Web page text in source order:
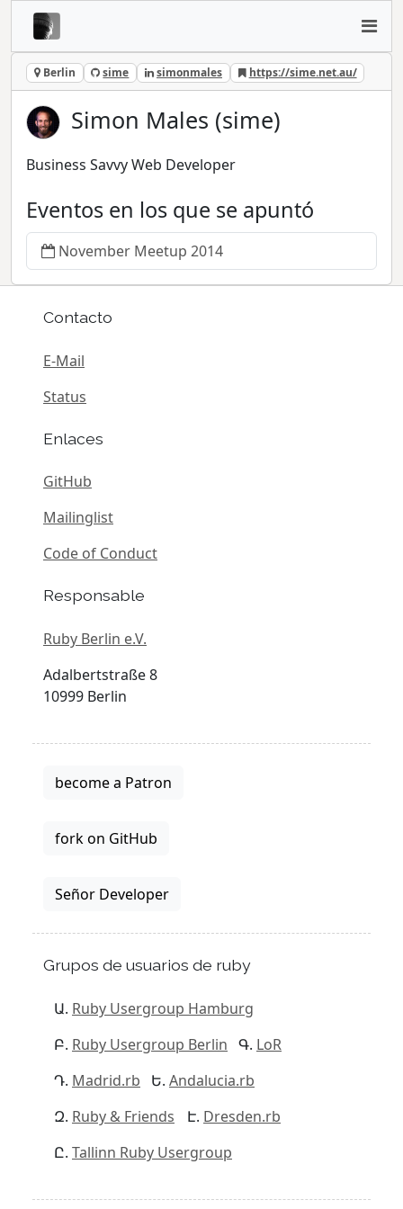
Berlin sime simonmales https://sime.net.au/
Simon Males (sime)
Business Savvy Web Developer
Eventos en los que se apuntó
November Meetup 2014
Contacto
E-Mail
Status
Enlaces
GitHub
Mailinglist
Code of Conduct
Responsable
Ruby Berlin e.V.
Adalbertstraße 8
10999 Berlin
become a Patron
fork on GitHub
Señor Developer
Grupos de usuarios de ruby
Ruby Usergroup Hamburg
Ruby Usergroup Berlin
LoR
Madrid.rb
Andalucia.rb
Ruby & Friends
Dresden.rb
Tallinn Ruby Usergroup